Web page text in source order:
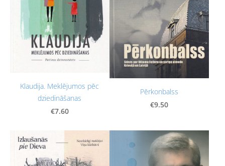
Klaudija. Meklējumos pēc
dziedināšanas
€7.60
Pērkonbalss
€9.50